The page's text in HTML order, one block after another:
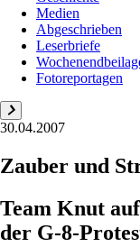
Medien
Abgeschrieben
Leserbriefe
Fotoreportagen
30.04.2007
Zauber und
Team Knut
der G-8-